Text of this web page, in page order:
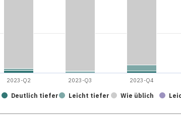
Deutlich tiefer Leicht tiefer Wie üblich
2023-Q2 2023-Q3 2023-Q4